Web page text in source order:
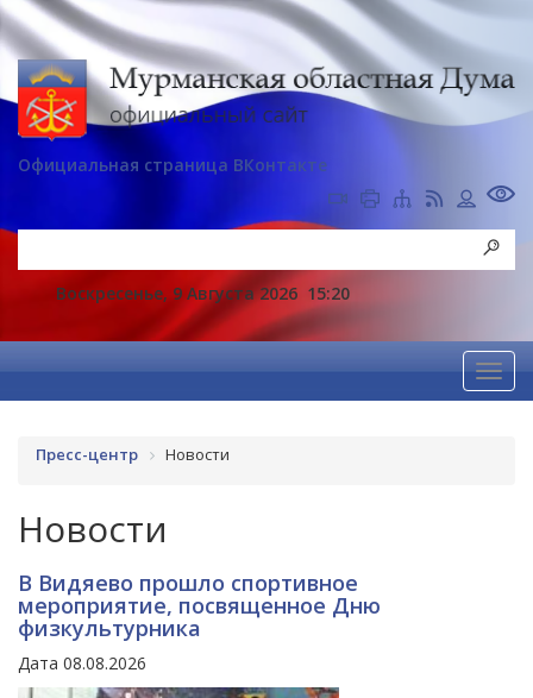
Официальная страница ВКонтакте
Воскресенье, 9 Августа 2026 15:20
Пресс-центр Новости
Новости
В Видяево прошло спортивное
мероприятие, посвященное Дню
физкультурника
Дата 08.08.2026